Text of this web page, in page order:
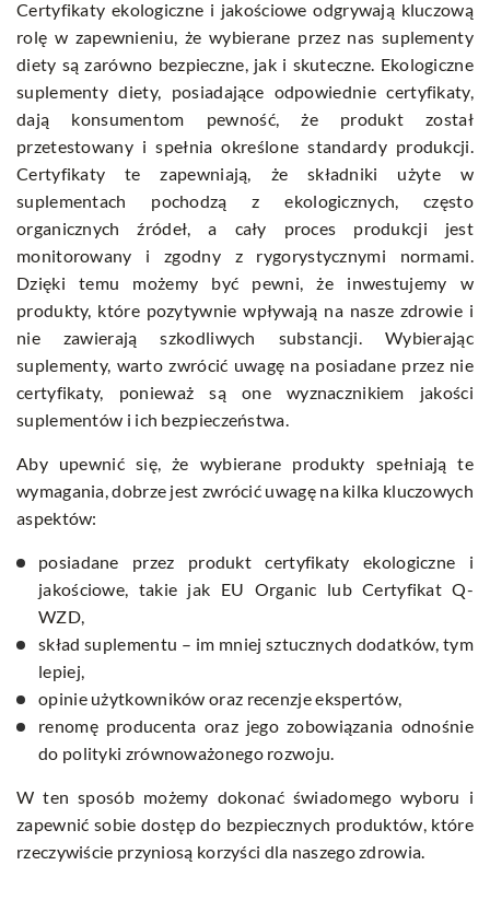
Certyfikaty ekologiczne i jakościowe odgrywają kluczową
rolę w zapewnieniu, że wybierane przez nas suplementy
diety są zarówno bezpieczne, jak i skuteczne. Ekologiczne
suplementy diety, posiadające odpowiednie certyfikaty,
dają konsumentom pewność, że produkt został
przetestowany i spełnia określone standardy produkcji.
Certyfikaty te zapewniają, że składniki użyte w
suplementach pochodzą z ekologicznych, często
organicznych źródeł, a cały proces produkcji jest
monitorowany i zgodny z rygorystycznymi normami.
Dzięki temu możemy być pewni, że inwestujemy w
produkty, które pozytywnie wpływają na nasze zdrowie i
nie zawierają szkodliwych substancji. Wybierając
suplementy, warto zwrócić uwagę na posiadane przez nie
certyfikaty, ponieważ są one wyznacznikiem jakości
suplementów i ich bezpieczeństwa.
Aby upewnić się, że wybierane produkty spełniają te
wymagania, dobrze jest zwrócić uwagę na kilka kluczowych
aspektów:
posiadane przez produkt certyfikaty ekologiczne i
jakościowe, takie jak EU Organic lub Certyfikat Q-
WZD,
skład suplementu – im mniej sztucznych dodatków, tym
lepiej,
opinie użytkowników oraz recenzje ekspertów,
renomę producenta oraz jego zobowiązania odnośnie
do polityki zrównoważonego rozwoju.
W ten sposób możemy dokonać świadomego wyboru i
zapewnić sobie dostęp do bezpiecznych produktów, które
rzeczywiście przyniosą korzyści dla naszego zdrowia.